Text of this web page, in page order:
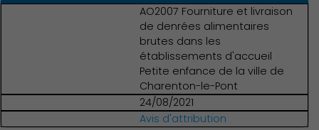
AO2007 Fourniture et livraison
de denrées alimentaires
brutes dans les
établissements d'accueil
Petite enfance de la ville de
Charenton-le-Pont
24/08/2021
Avis d'attribution